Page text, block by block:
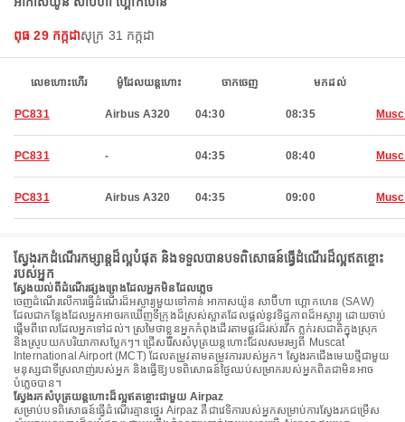
ពុធ 29 កក្កដាសុក្រ 31 កក្កដា
លេខហោះហើរ ម៉ូដែលយន្តហោះ ចាកចេញ មកដល់
PC831 Airbus A320 04:30 08:35
PC831 - 04:35 08:40
PC831 Airbus A320 04:35 09:00
ស្វែងរកដំណើរកម្សាន្តដ៏ល្អបំផុត និងទទួលបានបទពិសោធន៍ធ្វើដំណើរដ៏ល្អឥតខ្ចោះ
របស់អ្នក
ស្វែងយល់ពីដំណើរផ្សងព្រេងដែលអ្នកមិនដែលភ្លេច
ចេញដំណើរលើការធ្វើដំណើរដ៏អស្ចារ្យមួយទៅកាន់ អាកាសយ៉ូន សាប៊ីហា ហ្គោកហេន (SAW)
ដែលជាកន្លែងដែលអ្នកអាចរកឃើញទីក្រុងដ៏ស្រស់ស្អាតដែលផ្តល់នូវទិដ្ឋភាពដ៏អស្ចារ្យ ដោយចាប់
ផ្តើមពីពេលដែលអ្នកទៅដល់។ ស្រមៃថាខ្លួនអ្នកកំពុងដើរតាមផ្លូវដ៏រស់រវើក ភ្លក់រសជាតិក្នុងស្រុក
និងស្រូបយកបរិយាកាសប្លែកៗ។ ជ្រើសរើសសំបុត្រយន្តហោះដែលសមរម្យពី Muscat
International Airport (MCT) ដែលតម្រូវតាមតម្រូវការរបស់អ្នក។ ស្វែងរកជើងមេឃថ្មីជាមួយ
មនុស្សជាទីស្រលាញ់របស់អ្នក និងធ្វើឱ្យបទពិសោធន៍ថ្ងៃឈប់សម្រាករបស់អ្នកពិតជាមិនអាច
បំភ្លេចបាន។
ស្វែងរកសំបុត្រយន្តហោះដ៏ល្អឥតខ្ចោះជាមួយ Airpaz
សម្រាប់បទពិសោធន៍ធ្វើដំណើរគ្មានថ្នេរ Airpaz គឺជាវេទិការបស់អ្នកសម្រាប់ការស្វែងរកជម្រើស